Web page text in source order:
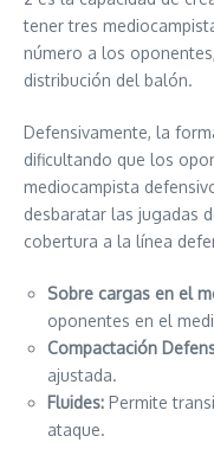
tener tres
número a los
distribución del balón.
Defensivamente, la
dificultando que los
mediocampista
desbaratar las jugadas
cobertura a la línea
Sobre cargas en el
oponentes en el
Compactación
ajustada.
Fluides: Permite
ataque.